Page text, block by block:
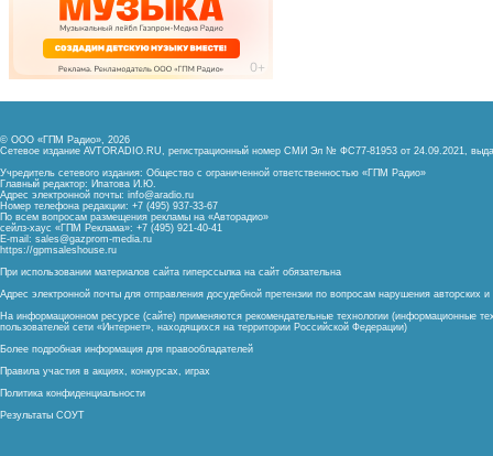
© ООО «ГПМ Радио», 2026
Сетевое издание AVTORADIO.RU, регистрационный номер СМИ Эл № ФС77-81953 от 24.09.2021,
Учредитель сетевого издания: Общество с ограниченной ответственностью «ГПМ Радио»
Главный редактор: Ипатова И.Ю.
Адрес электронной почты: info@aradio.ru
Номер телефона редакции: +7 (495) 937-33-67
По всем вопросам размещения рекламы на «Авторадио»
сейлз-хаус «ГПМ Реклама»: +7 (495) 921-40-41
E-mail: sales@gazprom-media.ru
https://gpmsaleshouse.ru
При использовании материалов сайта гиперссылка на сайт обязательна
Адрес электронной почты для отправления досудебной претензии по вопросам нарушения авторских
На информационном ресурсе (сайте) применяются рекомендательные технологии (информационные
пользователей сети «Интернет», находящихся на территории Российской Федерации)
Более подробная информация для правообладателей
Правила участия в акциях, конкурсах, играх
Политика конфиденциальности
Результаты СОУТ